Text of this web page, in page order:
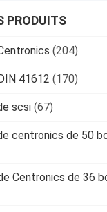
PRODUITS
(204)
41612 (170)
scsi (67)
centronics de 50
Centronics de 36